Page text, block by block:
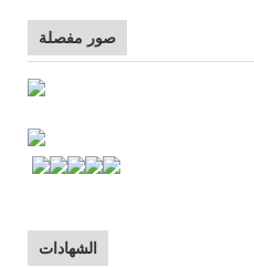
صور مفصلة
الشهادات